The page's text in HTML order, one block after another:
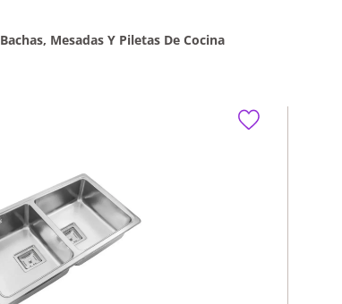
Bachas, Mesadas Y Piletas De Cocina